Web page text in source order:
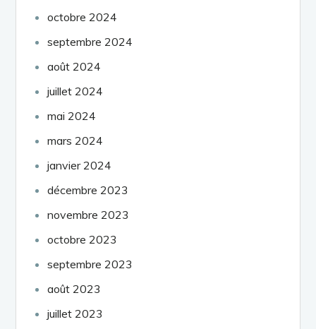
octobre 2024
septembre 2024
août 2024
juillet 2024
mai 2024
mars 2024
janvier 2024
décembre 2023
novembre 2023
octobre 2023
septembre 2023
août 2023
juillet 2023